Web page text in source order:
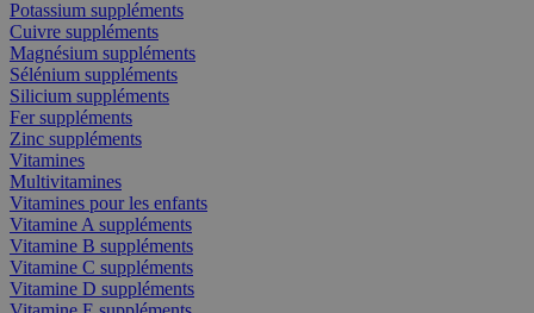
Potassium suppléments
Cuivre suppléments
Magnésium suppléments
Sélénium suppléments
Silicium suppléments
Fer suppléments
Zinc suppléments
Vitamines
Multivitamines
Vitamines pour les enfants
Vitamine A suppléments
Vitamine B suppléments
Vitamine C suppléments
Vitamine D suppléments